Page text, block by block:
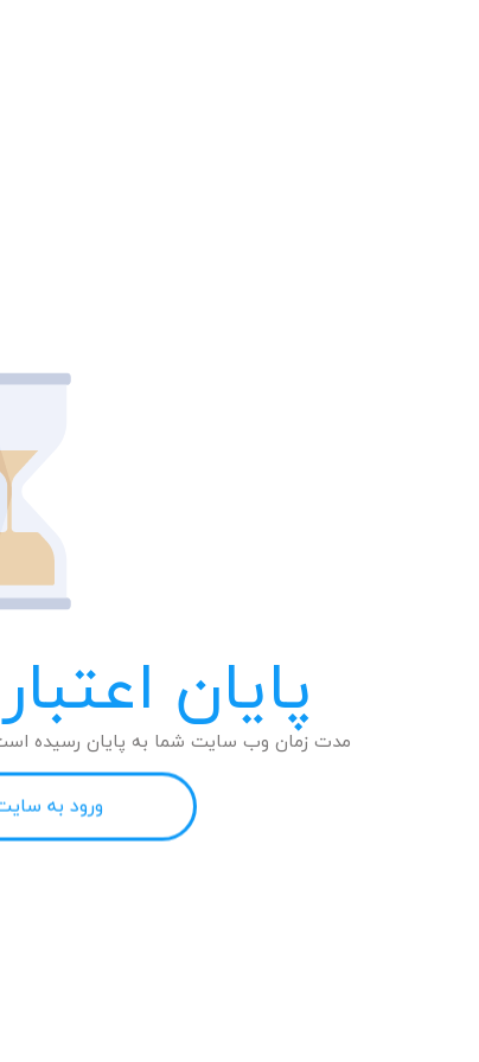
پایان
مدت زمان وب سایت شما به پایان رسیده
ورود به